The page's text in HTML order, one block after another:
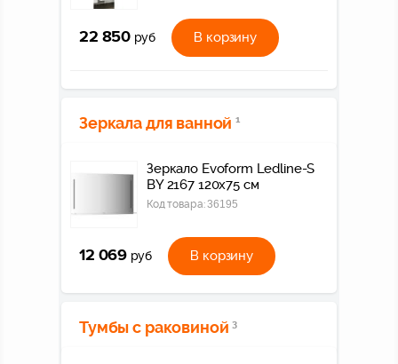
22 850 руб В корзину
Зеркала для ванной 1
Зеркало Evoform Ledline-S
BY 2167 120x75 см
Код товара:36195
12 069 руб В корзину
Тумбы с раковиной 3